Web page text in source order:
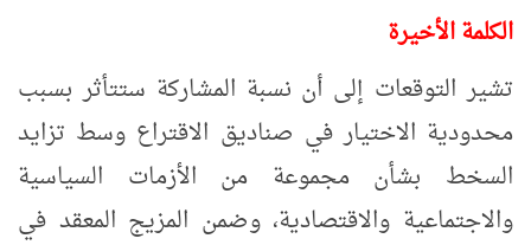
الكلمة الأخيرة
تشير التوقعات إلى أن نسبة المشاركة ستتأثر بسبب
محدودية الاختيار في صناديق الاقتراع وسط تزايد
السخط بشأن مجموعة من الأزمات السياسية
والاجتماعية والاقتصادية، وضمن المزيج المعقد في